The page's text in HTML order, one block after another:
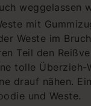
weggelassen
mit
Weste im
Teil den
tolle Überzieh-
drauf nähen.
und Weste.